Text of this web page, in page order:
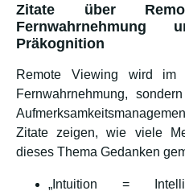
Zitate über
Präkognition
Remote Viewing wird
Fernwahrnehmung,
Zitate zeigen, wie viele
dieses Thema Gedanken
„Intuition =